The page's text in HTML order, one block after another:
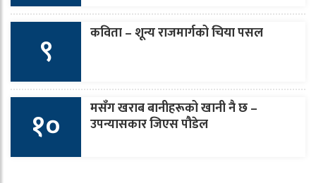
९ कविता – शून्य राजमार्गको चिया पसल
१० मसँग खराब बानीहरूको खानी नै छ –
उपन्यासकार जिएस पौडेल